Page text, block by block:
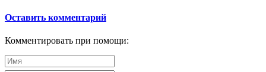
Оставить комментарий
Комментировать при помощи: